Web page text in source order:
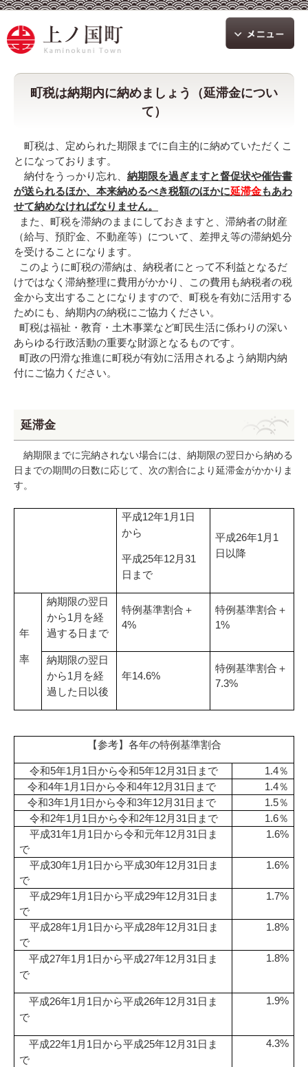
町税は納期内に納めましょう（延滞金につい
て）
町税は、定められた期限までに自主的に納めていただくこ
とになっております。
納付をうっかり忘れ、 納期限を過ぎますと督促状や催告書
が送られるほか、本来納めるべき税額のほかに延滞金もあわ
せて納めなければなりません。
また、町税を滞納のままにしておきますと、滞納者の財産
（給与、預貯金、不動産等）について、差押え等の滞納処分
を受けることになります。
このように町税の滞納は、納税者にとって不利益となるだ
けではなく滞納整理に費用がかかり、この費用も納税者の税
金から支出することになりますので、町税を有効に活用する
ためにも、納期内の納税にご協力ください。
町税は福祉・教育・土木事業など町民生活に係わりの深い
あらゆる行政活動の重要な財源となるものです。
町政の円滑な推進に町税が有効に活用されるよう納期内納
付にご協力ください。
延滞金
納期限までに完納されない場合には、納期限の翌日から納める
日までの期間の日数に応じて、次の割合により延滞金がかかりま
す。
平成12年1 月 1日
から
平成25年12月31
日まで
平成26年1 月 1
日以降
年
率
納期限の翌日
から1 月を経
過する日まで
特例基準割合＋
4%
特例基準割合＋
1%
納期限の翌日
から1 月を経
過した日以後
年14.6%
特例基準割合＋
7.3%
【参考】各年の特例基準割合
令和5年1月1日から令和5年12月31日まで
1.4％
令和4年1月1日から令和4年12月31日まで
1.4％
令和3年1月1日から令和3年12月31日まで
1.5％
令和2年1月1日から令和2年12月31日まで
1.6％
平成31年1月1日から令和元年12月31日ま
で
1.6%
平成30年1月1日から平成30年12月31日ま
で
1.6%
平成29年1月1日から平成29年12月31日ま
で
1.7%
平成28年1月1日から平成28年12月31日ま
で
1.8%
平成27年1 月 1日から平成27年12月31日ま
で
1.8%
平成26年1 月 1日から平成26年12月31日ま
で
1.9%
平成22年1 月 1日から平成25年12月31日ま
で
4.3%